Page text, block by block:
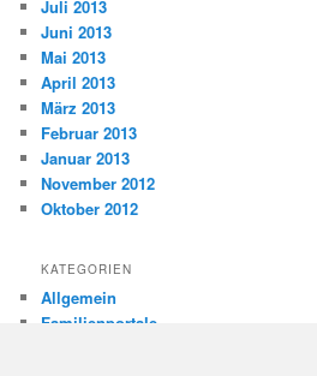
Juli 2013
Juni 2013
Mai 2013
April 2013
März 2013
Februar 2013
Januar 2013
November 2012
Oktober 2012
KATEGORIEN
Allgemein
Familienportale